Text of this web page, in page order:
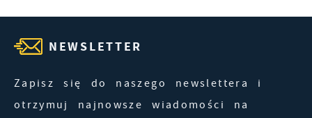
NEWSLETTER
Zapisz się do naszego newslettera i
otrzymuj najnowsze wiadomości na